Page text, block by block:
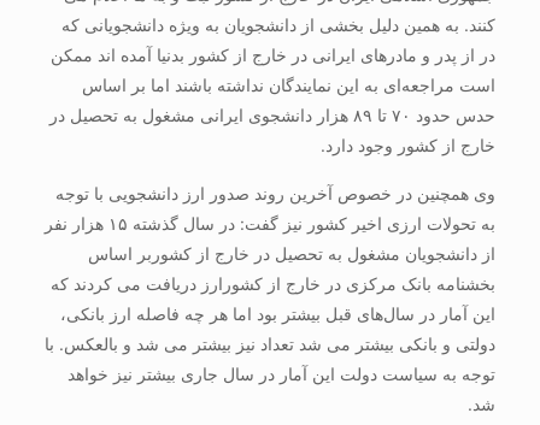
کنند. به همین دلیل بخشی از دانشجویان به ویژه دانشجویانی که
در از پدر و مادرهای ایرانی در خارج از کشور بدنیا آمده اند ممکن
است مراجعه‌ای به این نمایندگان نداشته باشند اما بر اساس
حدس حدود ۷۰ تا ۸۹ هزار دانشجوی ایرانی مشغول به تحصیل در
خارج از کشور وجود دارد.
وی همچنین در خصوص آخرین روند صدور ارز دانشجویی با توجه
به تحولات ارزی اخیر کشور نیز گفت: در سال گذشته ۱۵ هزار نفر
از دانشجویان مشغول به تحصیل در خارج از کشوربر اساس
بخشنامه بانک مرکزی در خارج از کشورارز دریافت می کردند که
این آمار در سال‌های قبل بیشتر بود اما هر چه فاصله ارز بانکی،
دولتی و بانکی بیشتر می شد تعداد نیز بیشتر می شد و بالعکس. با
توجه به سیاست دولت این آمار در سال جاری بیشتر نیز خواهد
شد.